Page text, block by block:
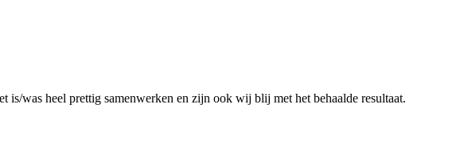
is/was heel prettig samenwerken en zijn ook wij blij met het behaalde resultaat.